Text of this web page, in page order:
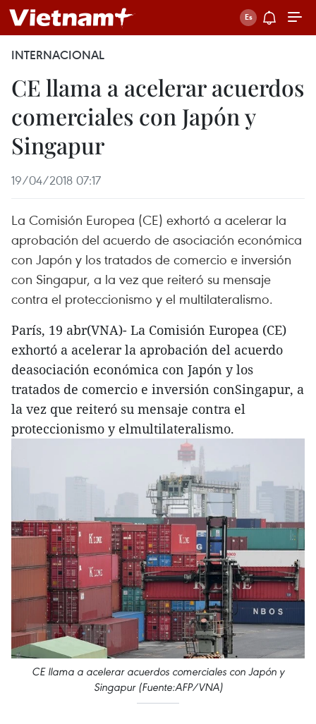
INTERNACIONAL
CE llama a acelerar acuerdos
comerciales con Japón y
Singapur
19/04/2018 07:17
La Comisión Europea (CE) exhortó a acelerar la
aprobación del acuerdo de asociación económica
con Japón y los tratados de comercio e inversión
con Singapur, a la vez que reiteró su mensaje
contra el proteccionismo y el multilateralismo.
París, 19 abr(VNA)- La Comisión Europea (CE)
exhortó a acelerar la aprobación del acuerdo
deasociación económica con Japón y los
tratados de comercio e inversión conSingapur, a
la vez que reiteró su mensaje contra el
proteccionismo y elmultilateralismo.
CE llama a acelerar acuerdos comerciales con Japón y
Singapur (Fuente:AFP/VNA)